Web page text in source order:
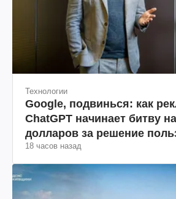
Технологии
Google, подвинься: как
ChatGPT начинает битву
долларов за решение
18 часов назад